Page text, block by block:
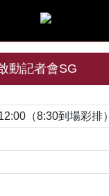
動記者會SG
（8:30到場彩排）